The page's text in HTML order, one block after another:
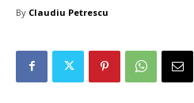
By Claudiu Petrescu